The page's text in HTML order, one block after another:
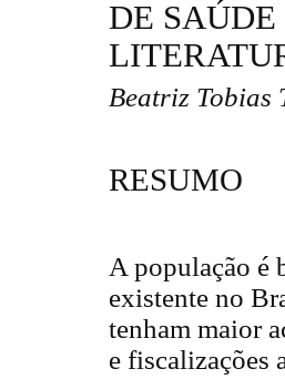
DE
Beatriz Tobias
RESUMO
A população é
existente no
tenham maior
e fiscalizações